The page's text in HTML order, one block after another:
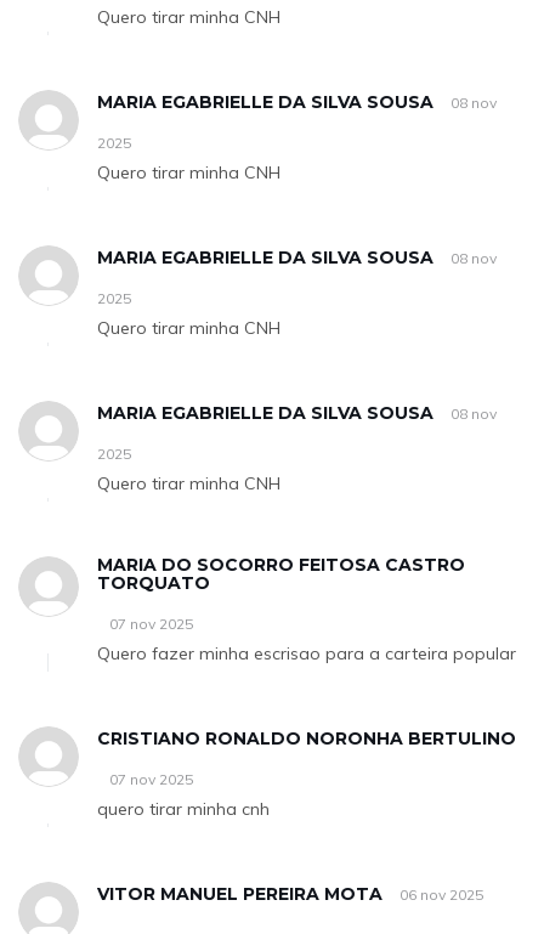
Quero tirar minha CNH
MARIA EGABRIELLE DA SILVA SOUSA 08 nov
2025
Quero tirar minha CNH
MARIA EGABRIELLE DA SILVA SOUSA 08 nov
2025
Quero tirar minha CNH
MARIA EGABRIELLE DA SILVA SOUSA 08 nov
2025
Quero tirar minha CNH
MARIA DO SOCORRO FEITOSA CASTRO
TORQUATO
07 nov 2025
Quero fazer minha escrisao para a carteira popular
CRISTIANO RONALDO NORONHA BERTULINO
07 nov 2025
quero tirar minha cnh
VITOR MANUEL PEREIRA MOTA 06 nov 2025